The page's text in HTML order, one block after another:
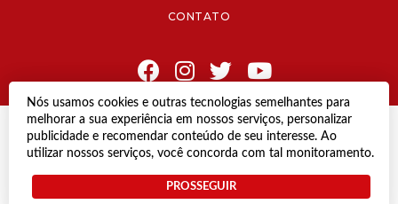
Nós usamos cookies e outras tecnologias semelhantes para
melhorar a sua experiência em nossos serviços, personalizar
publicidade e recomendar conteúdo de seu interesse. Ao
utilizar nossos serviços, você concorda com tal monitoramento.
PROSSEGUIR
CONTATO
© Copyright 2021 Diário de Jacareí.
Todos os direitos reservados.
Desenvolvido por
Termos e Políticas de Uso